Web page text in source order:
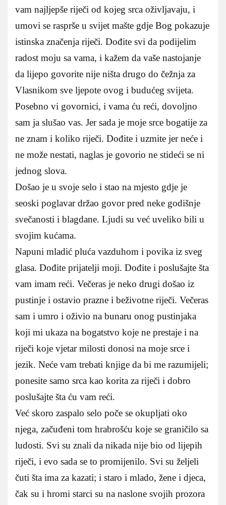
vam najljepše riječi od kojeg srca oživljavaju, i
umovi se rasprše u svijet mašte gdje Bog pokazuje
istinska značenja riječi. Dođite svi da podijelim
radost moju sa vama, i kažem da vaše nastojanje
da lijepo govorite nije ništa drugo do čežnja za
Vlasnikom sve ljepote ovog i budućeg svijeta.
Posebno vi govornici, i vama ću reći, dovoljno
sam ja slušao vas. Jer sada je moje srce bogatije za
ne znam i koliko riječi. Dođite i uzmite jer neće i
ne može nestati, naglas je govorio ne stideći se ni
jednog slova.
Došao je u svoje selo i stao na mjesto gdje je
seoski poglavar držao govor pred neke godišnje
svečanosti i blagdane. Ljudi su već uveliko bili u
svojim kućama.
Napuni mladić pluća vazduhom i povika iz sveg
glasa. Dođite prijatelji moji. Dođite i poslušajte šta
vam imam reći. Večeras je neko drugi došao iz
pustinje i ostavio prazne i beživotne riječi. Večeras
sam i umro i oživio na bunaru onog pustinjaka
koji mi ukaza na bogatstvo koje ne prestaje i na
riječi koje vjetar milosti donosi na moje srce i
jezik. Neće vam trebati knjige da bi me razumijeli;
ponesite samo srca kao korita za riječi i dobro
poslušajte šta ću vam reći.
Već skoro zaspalo selo poče se okupljati oko
njega, začuđeni tom hrabrošću koje se graničilo sa
ludosti. Svi su znali da nikada nije bio od lijepih
riječi, i evo sada se to promijenilo. Svi su željeli
čuti šta ima za kazati; i staro i mlado, žene i djeca,
čak su i hromi starci su na naslone svojih prozora